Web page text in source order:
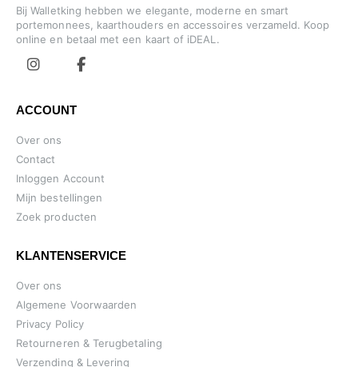
Bij Walletking hebben we elegante, moderne en smart
portemonnees, kaarthouders en accessoires verzameld. Koop
online en betaal met een kaart of iDEAL.
ACCOUNT
Over ons
Contact
Inloggen Account
Mijn bestellingen
Zoek producten
KLANTENSERVICE
Over ons
Algemene Voorwaarden
Privacy Policy
Retourneren & Terugbetaling
Verzending & Levering